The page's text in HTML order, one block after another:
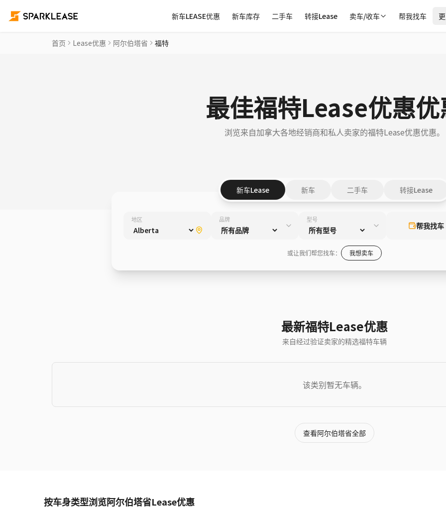
新车LEASE优惠 新车库存 二手车 转接Lease 卖车/收车 帮我找车
首页 Lease优惠 阿尔伯塔省 福特
最佳福特Lease优惠
浏览来自加拿大各地经销商和私人卖家的福特Lease优惠优惠。
新车Lease 新车 二手车 转接Lease
地区 品牌 型号
帮我找车
或让我们帮您找车： 我想卖车
最新福特Lease优惠
来自经过验证卖家的精选福特车辆
该类别暂无车辆。
查看阿尔伯塔省全部
按车身类型浏览阿尔伯塔省Lease优惠